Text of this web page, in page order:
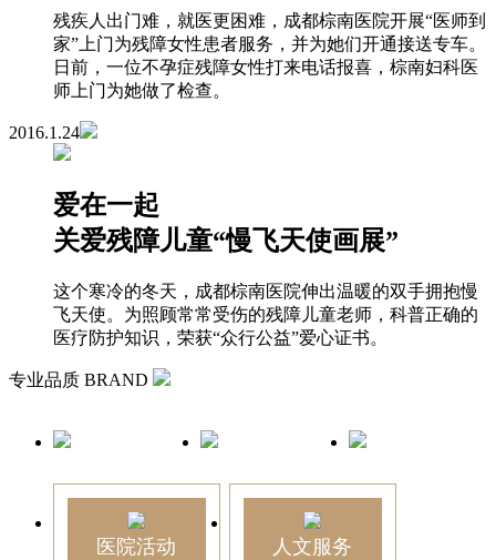
残疾人出门难，就医更困难，成都棕南医院开展“医师到
家”上门为残障女性患者服务，并为她们开通接送专车。
日前，一位不孕症残障女性打来电话报喜，棕南妇科医
师上门为她做了检查。
2016.1.24
爱在一起
关爱残障儿童“慢飞天使画展”
这个寒冷的冬天，成都棕南医院伸出温暖的双手拥抱慢
飞天使。为照顾常常受伤的残障儿童老师，科普正确的
医疗防护知识，荣获“众行公益”爱心证书。
专业品质 BRAND
医院活动 人文服务